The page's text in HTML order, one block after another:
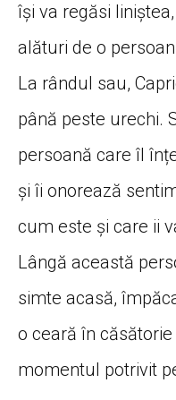
își va regăsi
alături de o
La rândul sau,
până peste urechi.
persoană care îl
și îi onorează
cum este și care ii
Lângă această
simte acasă,
o ceară în
momentul potrivit